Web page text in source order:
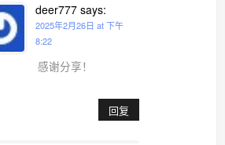
deer777 says:
2025年2月26日 at 下午
8:22
感谢分享！
回复